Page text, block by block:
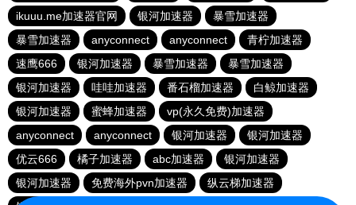
ikuuu.me加速器官网
银河加速器
暴雪加速器
暴雪加速器
anyconnect anyconnect
青柠加速器
速鹰666
银河加速器 暴雪加速器
暴雪加速器
银河加速器
哇哇加速器 番石榴加速器
白鲸加速器
银河加速器
蜜蜂加速器
vp(永久免费)加速器
anyconnect
anyconnect 银河加速器
银河加速器
优云666
橘子加速器 abc加速器
银河加速器
银河加速器
免费海外pvn加速器
纵云梯加速器